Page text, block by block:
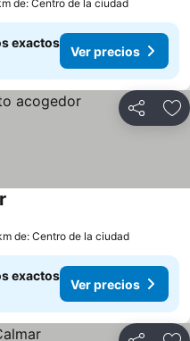
de: Centro de la ciudad
exactos
Ver precios
Compartir
de: Centro de la ciudad
exactos
Ver precios